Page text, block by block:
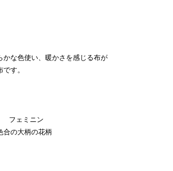
な色使い、暖かさを感じる布が
す。
ェミニン
合の大柄の花柄